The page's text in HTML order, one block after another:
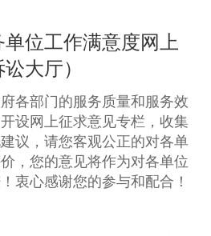
位工作满意度网上
大厅）
各部门的服务质量和服务效
设网上征求意见专栏，收集
议，请您客观公正的对各单
，您的意见将作为对各单位
衷心感谢您的参与和配合！